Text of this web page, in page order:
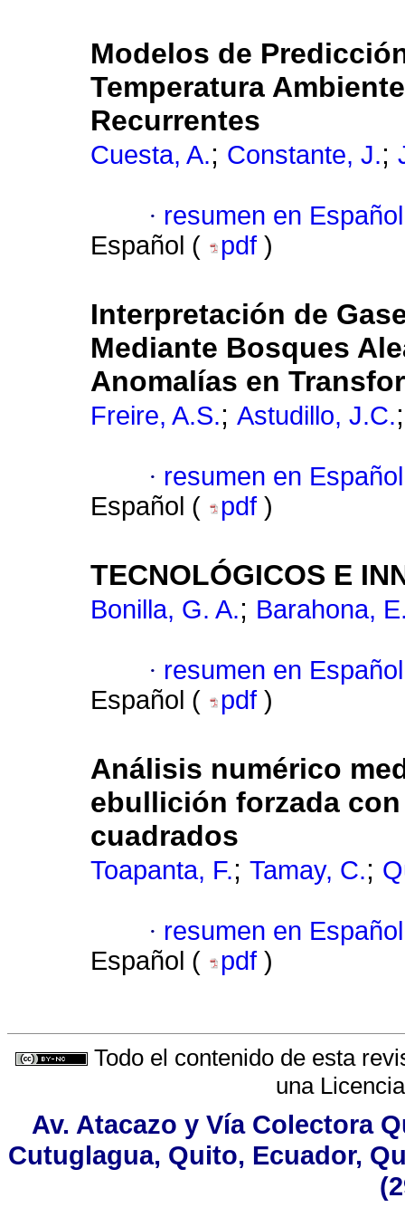
Modelos de
Temperatura
Recurrentes
Cuesta, A.; Constante, J.;
· resumen en Español
Español (
pdf )
Interpretación de
Mediante Bosques
Anomalías en
Freire, A.S.; Astudillo, J.C.
· resumen en Español
Español (
pdf )
TECNOLÓGICOS E
Bonilla, G. A.; Barahona,
· resumen en Español
Español (
pdf )
Análisis numérico
ebullición forzada
cuadrados
Toapanta, F.; Tamay, C.;
· resumen en Español
Español (
pdf )
Todo el contenido de esta
una
Av. Atacazo y Vía Colectora
Cutuglagua, Quito, Ecuador,